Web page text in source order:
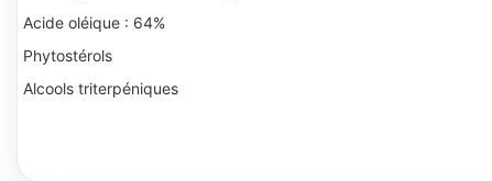
Acide oléique : 64%
Phytostérols
Alcools triterpéniques